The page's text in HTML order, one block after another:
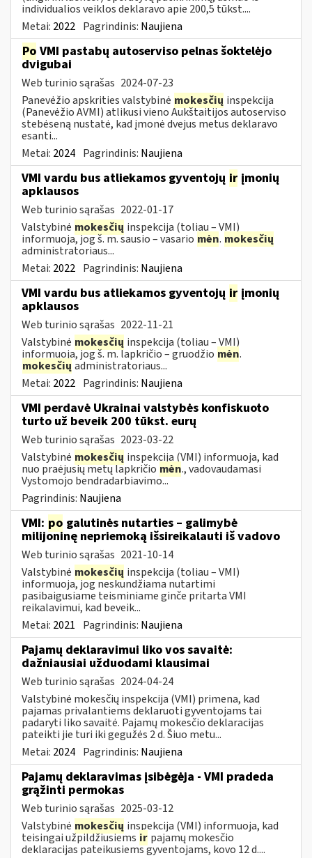
individualios veiklos deklaravo apie 200,5 tūkst....
Metai: 2022 Pagrindinis: Naujiena
Po VMI pastabų autoserviso pelnas šoktelėjo
dvigubai
Web turinio sąrašas 2024-07-23
Panevėžio apskrities valstybinė mokesčių inspekcija
(Panevėžio AVMI) atlikusi vieno Aukštaitijos autoserviso
stebėseną nustatė, kad įmonė dvejus metus deklaravo
esanti...
Metai: 2024 Pagrindinis: Naujiena
VMI vardu bus atliekamos gyventojų ir įmonių
apklausos
Web turinio sąrašas 2022-01-17
Valstybinė mokesčių inspekcija (toliau – VMI)
informuoja, jog š. m. sausio – vasario mėn. mokesčių
administratoriaus...
Metai: 2022 Pagrindinis: Naujiena
VMI vardu bus atliekamos gyventojų ir įmonių
apklausos
Web turinio sąrašas 2022-11-21
Valstybinė mokesčių inspekcija (toliau – VMI)
informuoja, jog š. m. lapkričio – gruodžio mėn.
mokesčių administratoriaus...
Metai: 2022 Pagrindinis: Naujiena
VMI perdavė Ukrainai valstybės konfiskuoto
turto už beveik 200 tūkst. eurų
Web turinio sąrašas 2023-03-22
Valstybinė mokesčių inspekcija (VMI) informuoja, kad
nuo praėjusių metų lapkričio mėn., vadovaudamasi
Vystomojo bendradarbiavimo...
Pagrindinis: Naujiena
VMI: po galutinės nutarties – galimybė
milijoninę nepriemoką išsireikalauti iš vadovo
Web turinio sąrašas 2021-10-14
Valstybinė mokesčių inspekcija (toliau – VMI)
informuoja, jog neskundžiama nutartimi
pasibaigusiame teisminiame ginče pritarta VMI
reikalavimui, kad beveik...
Metai: 2021 Pagrindinis: Naujiena
Pajamų deklaravimui liko vos savaitė:
dažniausiai užduodami klausimai
Web turinio sąrašas 2024-04-24
Valstybinė mokesčių inspekcija (VMI) primena, kad
pajamas privalantiems deklaruoti gyventojams tai
padaryti liko savaitė. Pajamų mokesčio deklaracijas
pateikti jie turi iki gegužės 2 d. Šiuo metu...
Metai: 2024 Pagrindinis: Naujiena
Pajamų deklaravimas įsibėgėja - VMI pradeda
grąžinti permokas
Web turinio sąrašas 2025-03-12
Valstybinė mokesčių inspekcija (VMI) informuoja, kad
teisingai užpildžiusiems ir pajamų mokesčio
deklaracijas pateikusiems gyventojams, kovo 12 d....